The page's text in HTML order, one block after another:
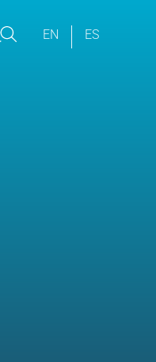
EN ES